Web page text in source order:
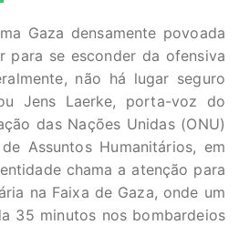
Gaza densamente povoada
para se esconder da ofensiva
não há lugar seguro
Jens Laerke, porta-voz do
das Nações Unidas (ONU)
Assuntos Humanitários, em
chama a atenção para
na Faixa de Gaza, onde um
35 minutos nos bombardeios